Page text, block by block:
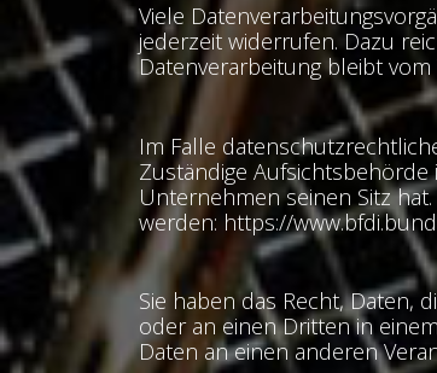
Viele
jederzeit widerrufen. Dazu
Datenverarbeitung bleibt
Im Falle
Zuständige
Unternehmen seinen Sitz
werden: https://
Sie haben das Recht, Daten,
oder an einen Dritten in
Daten an einen anderen